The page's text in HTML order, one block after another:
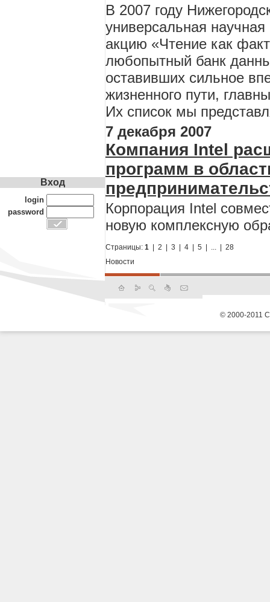
В 2007 году
универсальная
акцию «Чтение как
любопытный банк
оставивших сильное
жизненного пути,
Их список мы
7 декабря 2007
Компания Intel
программ в
Корпорация Intel
новую комплексную
Страницы: 1 | 2 | 3 | 4 | 5 | | 28
Новости
Вход
login
password
© 2000-2011